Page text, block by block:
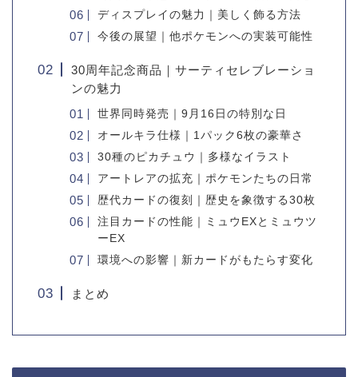
ディスプレイの魅力｜美しく飾る方法
今後の展望｜他ポケモンへの実装可能性
30周年記念商品｜サーティセレブレーショ
ンの魅力
世界同時発売｜9月16日の特別な日
オールキラ仕様｜1パック6枚の豪華さ
30種のピカチュウ｜多様なイラスト
アートレアの拡充｜ポケモンたちの日常
歴代カードの復刻｜歴史を象徴する30枚
注目カードの性能｜ミュウEXとミュウツ
ーEX
環境への影響｜新カードがもたらす変化
まとめ